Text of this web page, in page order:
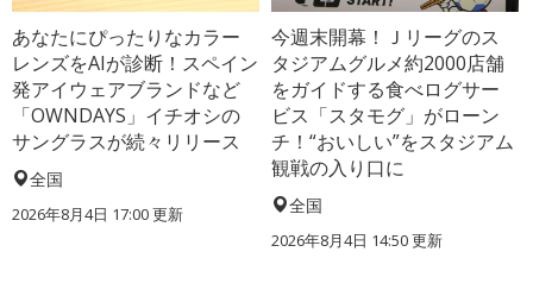
あなたにぴったりなカラー
レンズをAIが診断！スペイン
発アイウェアブランドなど
「OWNDAYS」イチオシの
サングラスが続々リリース
全国
2026年8月4日 17:00更新
今週末開幕！Ｊリーグのス
タジアムグルメ約2000店舗
をガイドする食べログサー
ビス「スタモグ」がローン
チ！“おいしい”をスタジアム
観戦の入り口に
全国
2026年8月4日 14:50更新